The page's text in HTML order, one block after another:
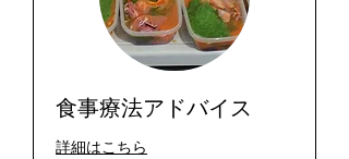
食事療法アドバイス
詳細はこちら